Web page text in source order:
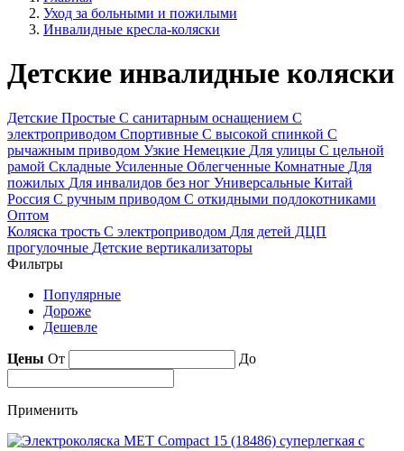
Уход за больными и пожилыми
Инвалидные кресла-коляски
Детские инвалидные коляски
Детские Простые С санитарным оснащением С
электроприводом Спортивные С высокой спинкой С
рычажным приводом Узкие Немецкие Для улицы С цельной
рамой Складные Усиленные Облегченные Комнатные Для
пожилых Для инвалидов без ног Универсальные Китай
Россия С ручным приводом С откидными подлокотниками
Оптом
Коляска трость С электроприводом Для детей ДЦП
прогулочные Детские вертикализаторы
Фильтры
Популярные
Дороже
Дешевле
Цены От До
Применить